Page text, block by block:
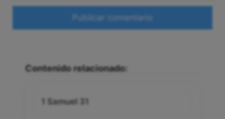
Contenido relacionado:
1 Samuel 31